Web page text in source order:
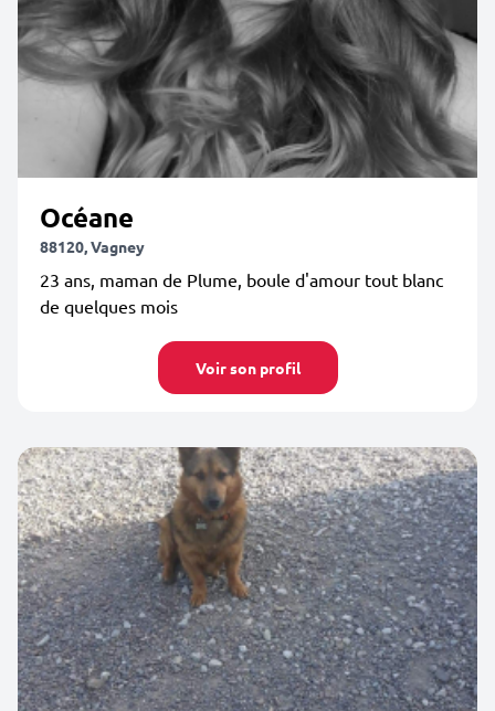
Océane
88120, Vagney
23 ans, maman de Plume, boule d'amour tout blanc
de quelques mois
Voir son profil